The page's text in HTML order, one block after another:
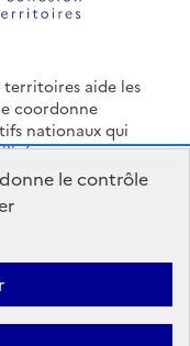
le contrôle
territoires aide les
coordonne
nationaux qui
Offres d'emploi
légales Politique